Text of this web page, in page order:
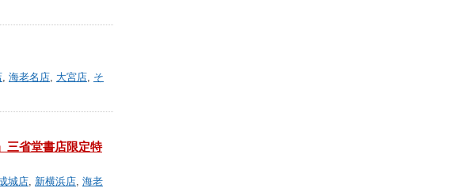
, 海老名店, 大宮店, そ
三省堂書店限定特
城店, 新横浜店, 海老